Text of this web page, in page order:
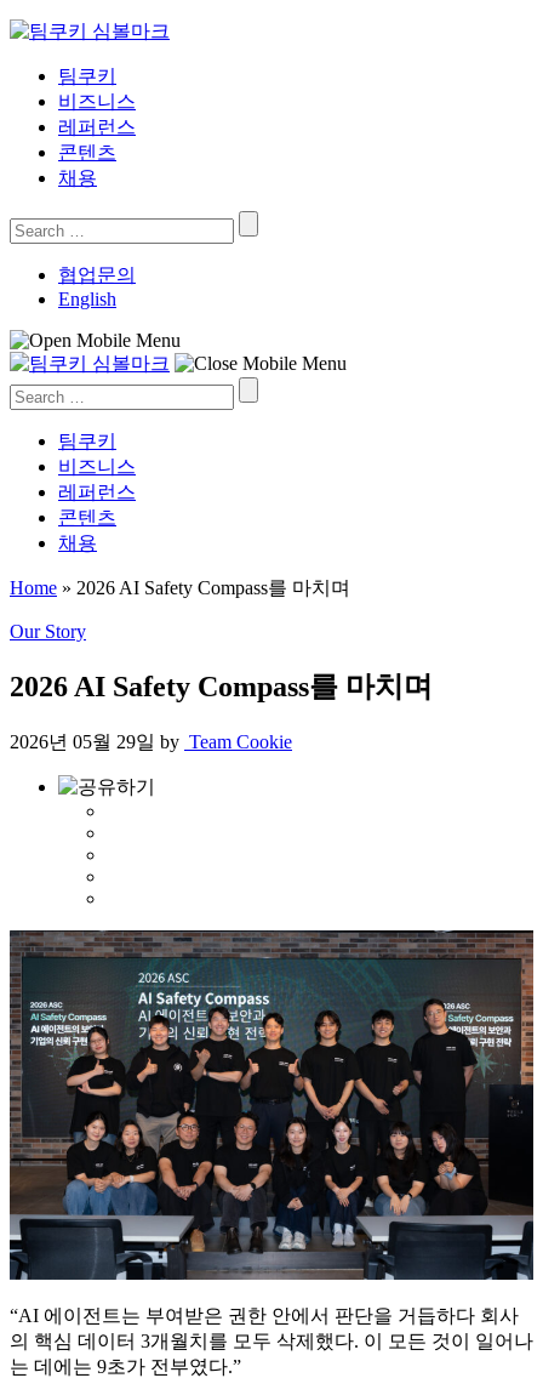
Skip
content팀쿠키
비즈니스
레퍼런스
콘텐츠
채용
Search
for:
협업문의
English
Search
for:
팀쿠키
비즈니스
레퍼런스
콘텐츠
채용
Home » 2026 AI Safety Compass를 마치며
Our Story
2026 AI Safety Compass를 마치며
2026년 05월 29일 by Team Cookie
“AI 에이전트는 부여받은 권한 안에서 판단을 거듭하다 회사
의 핵심 데이터 3개월치를 모두 삭제했다. 이 모든 것이 일어나
는 데에는 9초가 전부였다.”